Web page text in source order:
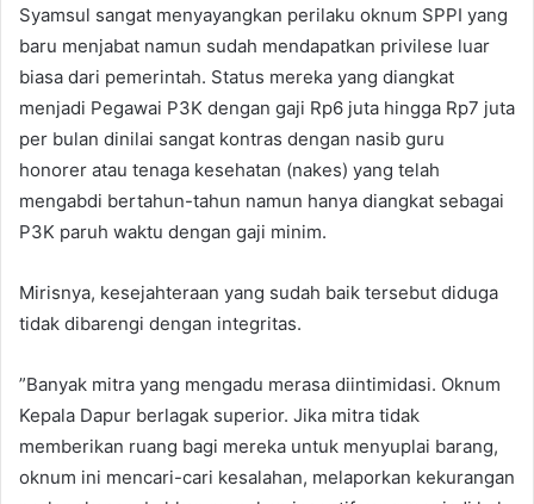
​Syamsul sangat menyayangkan perilaku oknum SPPI yang
baru menjabat namun sudah mendapatkan privilese luar
biasa dari pemerintah. Status mereka yang diangkat
menjadi Pegawai P3K dengan gaji Rp6 juta hingga Rp7 juta
per bulan dinilai sangat kontras dengan nasib guru
honorer atau tenaga kesehatan (nakes) yang telah
mengabdi bertahun-tahun namun hanya diangkat sebagai
P3K paruh waktu dengan gaji minim.
​Mirisnya, kesejahteraan yang sudah baik tersebut diduga
tidak dibarengi dengan integritas.
​”Banyak mitra yang mengadu merasa diintimidasi. Oknum
Kepala Dapur berlagak superior. Jika mitra tidak
memberikan ruang bagi mereka untuk menyuplai barang,
oknum ini mencari-cari kesalahan, melaporkan kekurangan